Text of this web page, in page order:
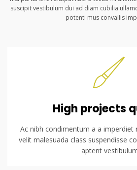
suscipit vestibulum dui ad diam cubilia
potenti mus convallis
High projects
Ac nibh condimentum a a imperdiet
velit malesuada class suspendisse
aptent